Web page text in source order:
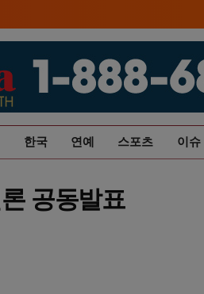
한국 연예 스포츠 이슈
공동발표